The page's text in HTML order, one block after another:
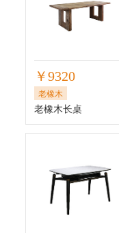
￥9320
老橡木
老橡木长桌